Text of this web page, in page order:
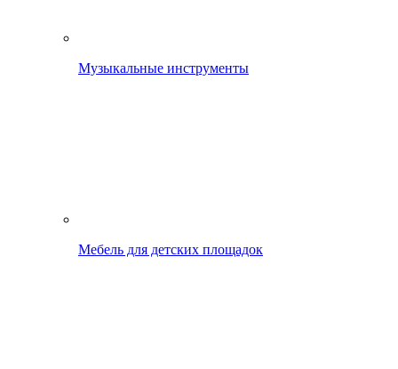
Музыкальные инструменты
Мебель для детских площадок